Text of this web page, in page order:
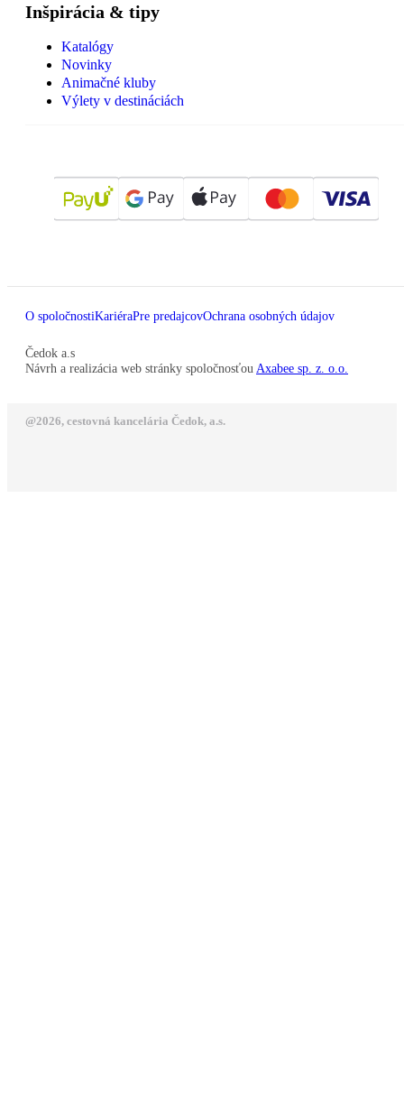
Inšpirácia & tipy
Katalógy
Novinky
Animačné kluby
Výlety v destináciách
O spoločnostiKariéraPre predajcovOchrana osobných údajov
Čedok a.s
Návrh a realizácia web stránky spoločnosťou Axabee sp. z. o.o.
@2026, cestovná kancelária Čedok, a.s.